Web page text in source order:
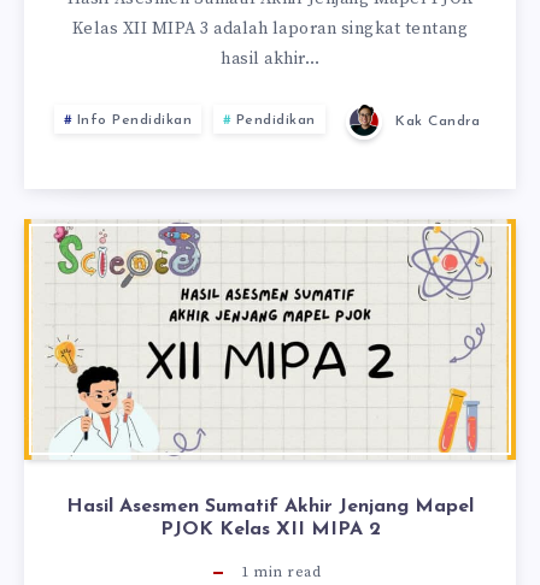
Kelas XII MIPA 3 adalah laporan singkat tentang
hasil akhir…
Info Pendidikan Pendidikan Kak Candra
Hasil Asesmen Sumatif Akhir Jenjang Mapel
PJOK Kelas XII MIPA 2
1 min read